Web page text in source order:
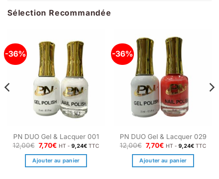
Sélection Recommandée
-36%
PN DUO Gel & Lacquer 001
12,00€ Le
prix
initial
était :
7,70€Le
actuel
est :
HT -9,24€ TTC
Ajouter au panier
-36%
PN DUO Gel & Lacquer 029
12,00€ Le
prix
initial
était :
7,70€Le
actuel
est :
HT -9,24€ TTC
Ajouter au panier